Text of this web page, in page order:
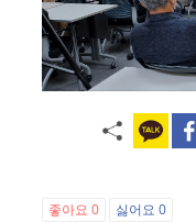
좋아요0 싫어요0